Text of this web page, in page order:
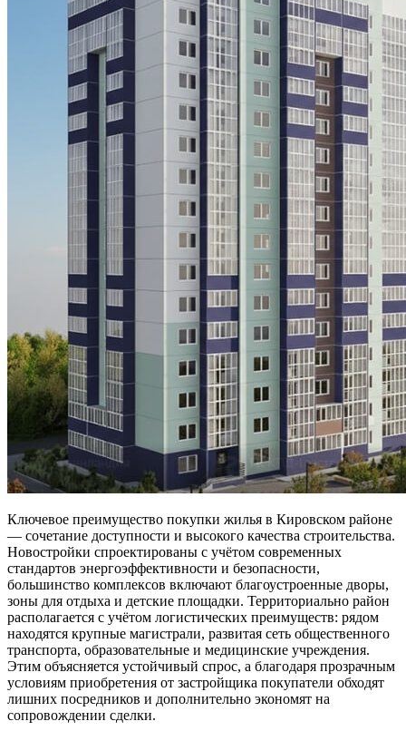
Ключевое преимущество покупки жилья в Кировском районе
— сочетание доступности и высокого качества строительства.
Новостройки спроектированы с учётом современных
стандартов энергоэффективности и безопасности,
большинство комплексов включают благоустроенные дворы,
зоны для отдыха и детские площадки. Территориально район
располагается с учётом логистических преимуществ: рядом
находятся крупные магистрали, развитая сеть общественного
транспорта, образовательные и медицинские учреждения.
Этим объясняется устойчивый спрос, а благодаря прозрачным
условиям приобретения от застройщика покупатели обходят
лишних посредников и дополнительно экономят на
сопровождении сделки.